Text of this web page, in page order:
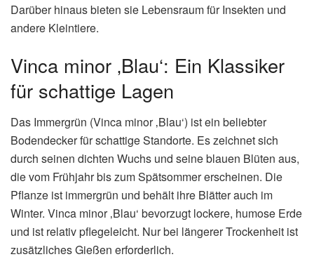
Darüber hinaus bieten sie Lebensraum für Insekten und
andere Kleintiere.
Vinca minor ‚Blau‘: Ein Klassiker
für schattige Lagen
Das Immergrün (Vinca minor ‚Blau‘) ist ein beliebter
Bodendecker für schattige Standorte. Es zeichnet sich
durch seinen dichten Wuchs und seine blauen Blüten aus,
die vom Frühjahr bis zum Spätsommer erscheinen. Die
Pflanze ist immergrün und behält ihre Blätter auch im
Winter. Vinca minor ‚Blau‘ bevorzugt lockere, humose Erde
und ist relativ pflegeleicht. Nur bei längerer Trockenheit ist
zusätzliches Gießen erforderlich.